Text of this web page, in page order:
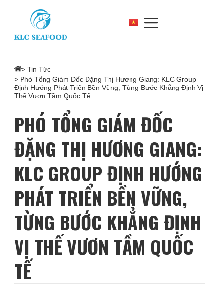
> Tin Tức
> Phó Tổng Giám Đốc Đặng Thị Hương Giang: KLC Group
Định Hướng Phát Triển Bền Vững, Từng Bước Khẳng Định Vị
Thế Vươn Tầm Quốc Tế
PHÓ TỔNG GIÁM ĐỐC
ĐẶNG THỊ HƯƠNG GIANG:
KLC GROUP ĐỊNH HƯỚNG
PHÁT TRIỂN BỀN VỮNG,
TỪNG BƯỚC KHẲNG ĐỊNH
VỊ THẾ VƯƠN TẦM QUỐC
TẾ